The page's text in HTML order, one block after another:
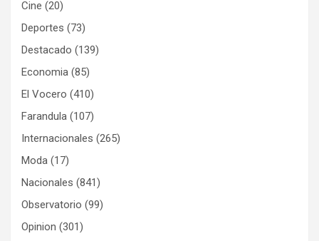
Cine (20)
Deportes (73)
Destacado (139)
Economia (85)
El Vocero (410)
Farandula (107)
Internacionales (265)
Moda (17)
Nacionales (841)
Observatorio (99)
Opinion (301)